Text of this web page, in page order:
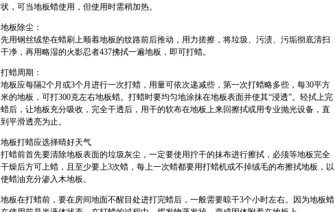
状，可当地板蜡使用，但使用时需稍加热。
地板除尘：
先用钢丝绒垫在蜡刷上顺着地板的纹路前后推动，用力搓擦，将垃圾、污渍、污垢彻底清扫
干净，再用略湿的火影忍者437拂拭一遍地板，即可打蜡。
打蜡周期：
地板应每隔2个月或3个月进行一次打蜡，用量可依次递减些，第一次打蜡略多些，每30平方
米的地板，可打300克左右地板蜡。打蜡时要均匀地涂抹在地板表面并使其“浸透”。轻拭上完
蜡后，让地板充分吸收，完全干透后，用干的软布在地板上来回擦拭或用专业抛光设备，直
到平滑透亮为止。
地板打蜡应选择晴好天气
打蜡前首先要清除地板表面的垃圾灰尘，一定要使用拧干的抹布进行擦拭，必须等地板完全
干燥后方可上蜡，且至少要上3次蜡，每上一次蜡都要用打蜡机或不掉绒毛的布擦拭地板，以
使蜡油充分渗入木地板。
地板在打蜡前，要在房间地面不醒目处进打完蜡后，一般需要晾干3个小时左右。因为地板蜡